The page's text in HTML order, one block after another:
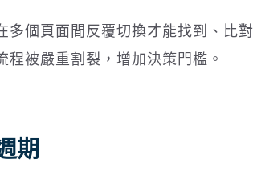
多個頁面間反覆切換才能找到、比
被嚴重割裂，增加決策門檻。
期